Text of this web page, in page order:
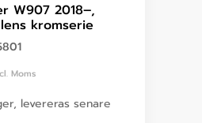
W907 2018–,
kromserie
Moms
levereras senare